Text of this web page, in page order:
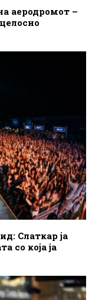
аеродромот –
Слаткар ја
со која ја